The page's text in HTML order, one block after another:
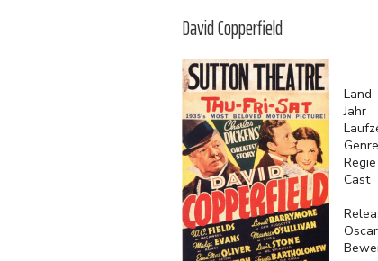
David Copperfield
Land
Jahr
Genre
Regie
Cast
Oscar